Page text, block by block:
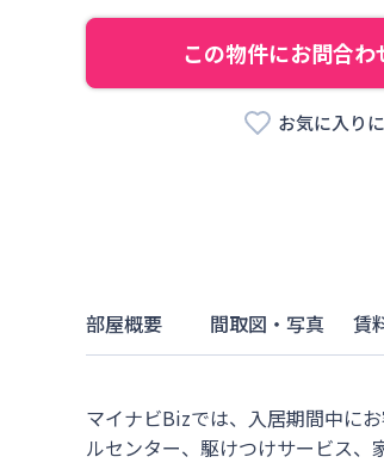
この物件にお問合わ
お気に入り
部屋概要 間取図・写真 賃
マイナビBizでは、入居期間中に
ルセンター、駆けつけサービス